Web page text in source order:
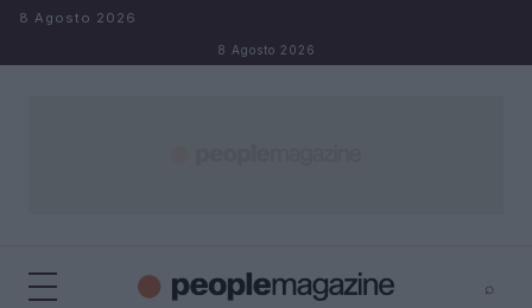
Salta al contenuto
8 Agosto 2026
8 Agosto 2026
⌕